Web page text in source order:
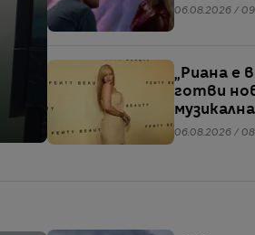
06.08.2026 /
„Риана е
готви
06.08.2026 /